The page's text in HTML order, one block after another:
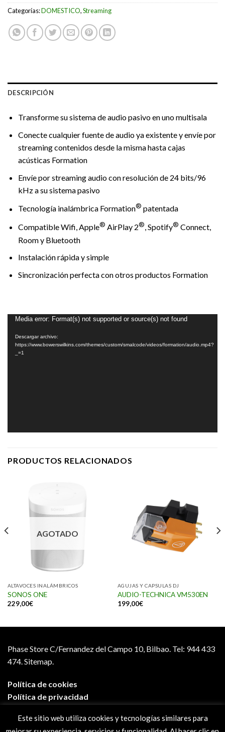
Categorías:DOMESTICO,Streaming
DESCRIPCIÓN
Transforme su sistema de audio pasivo en uno multisala
Conecte cualquier fuente de audio ya existente y envíe por
streaming contenidos desde la misma hasta cajas
acústicas Formation
Envíe por streaming audio con resolución de 24 bits/96
kHz a su sistema pasivo
Tecnología inalámbrica Formation® patentada
Compatible Wifi, Apple® AirPlay 2®, Spotify® Connect,
Room y Bluetooth
Instalación rápida y simple
Sincronización perfecta con otros productos Formation
Reproductor
de
vídeo
Media error: Format(s) not supported or source(s) not found
Descargar archivo:
https://www.bowerswilkins.com/themes/custom/smalcode/videos/formation/audio.mp4?
_=1
PRODUCTOS RELACIONADOS
AGOTADO
ALTAVOCES INALÁMBRICOS
SONOS ONE
229,00€
AGUJAS Y CAPSULAS DJ
AUDIO-TECHNICA VM530EN
199,00€
Phase Store C/Fernandez del Campo 10, Bilbao. Tel: 944 433
474. Sitemap.
Política de cookies
Política de privacidad
Condiciones de compra
Este sitio web utiliza cookies y tecnologías similares para